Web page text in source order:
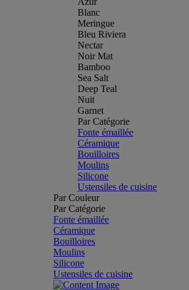
Blanc
Meringue
Bleu Riviera
Nectar
Noir Mat
Bamboo
Sea Salt
Deep Teal
Nuit
Garnet
Par Catégorie
Fonte émaillée
Céramique
Bouilloires
Moulins
Silicone
Ustensiles de cuisine
Par Couleur
Par Catégorie
Fonte émaillée
Céramique
Bouilloires
Moulins
Silicone
Ustensiles de cuisine